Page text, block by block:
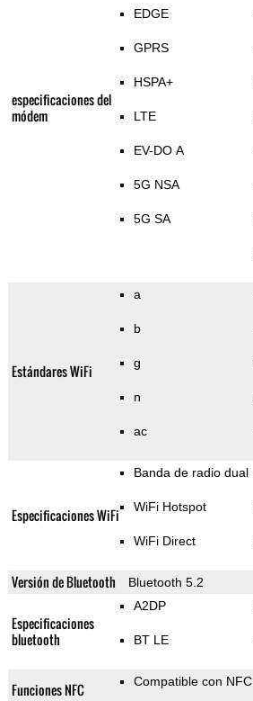
especificaciones del
módem
EDGE
GPRS
HSPA+
LTE
EV-DO A
5G NSA
5G SA
Estándares WiFi
a
b
g
n
ac
Especificaciones WiFi
Banda de radio dual
WiFi Hotspot
WiFi Direct
Versión de Bluetooth Bluetooth 5.2
Especificaciones
bluetooth
A2DP
BT LE
Funciones NFC Compatible con NFC